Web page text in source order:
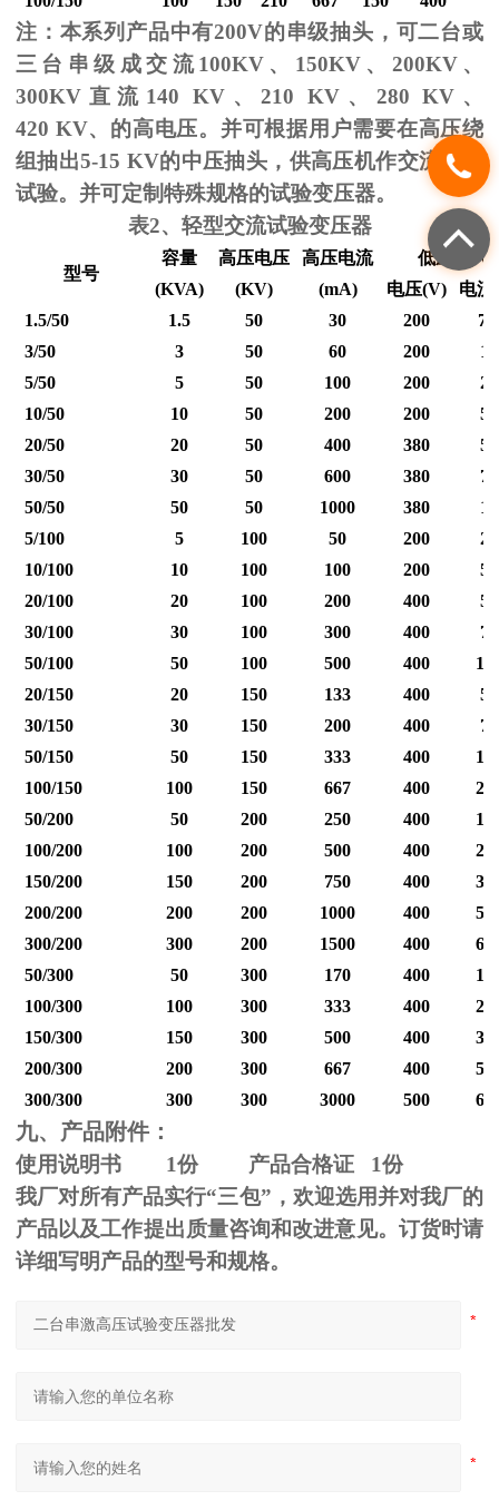
注：本系列产品中有200V的串级抽头，可二台或
三台串级成交流100KV、 150KV、 200KV、
300KV 直流 140 KV、210 KV 、 280 KV 、
420 KV、的高电压。并可根据用户需要在高压绕
组抽出5-15 KV的中压抽头，供高压机作交流耐压
试验。并可定制特殊规格的试验变压器。
表2、轻型交流试验变压器
型号
容量 高压电压 高压电流
低压输入
(KVA)
(KV) (mA) 电压(V) 电流
1.5/50
1.5 50 30 200
7.5
3/50
3 50 60 200
15
5/50
5 50 100 200
25
10/50
10 50 200 200
50
20/50
20 50 400 380
53
30/50
30 50 600 380
79
50/50
50 50 1000 380
12
5/100
5 100 50 200
25
10/100
10 100 100 200
50
20/100
20 100 200 400
50
30/100
30 100 300 400
75
50/100
50 100 500 400
20/150
20 150 133 400
50
30/150
30 150 200 400
75
50/150
50 150 333 400
100/150
100 150 667 400
50/200
50 200 250 400
100/200
100 200 500 400
150/200
150 200 750 400
200/200
200 200 1000 400
300/200
300 200 1500 400
50/300
50 300 170 400
100/300
100 300 333 400
150/300
150 300 500 400
200/300
200 300 667 400
300/300
300 300 3000 500
九、产品附件：
使用说明书 1份 产品合格证 1份
我厂对所有产品实行“三包”，欢迎选用并对我厂的
产品以及工作提出质量咨询和改进意见。订货时请
详细写明产品的型号和规格。